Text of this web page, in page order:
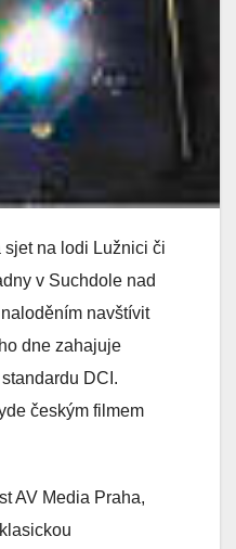
sjet na lodi Lužnici či
v Suchdole nad
navštívit
dne zahajuje
DCI.
českým filmem
AV Media Praha,